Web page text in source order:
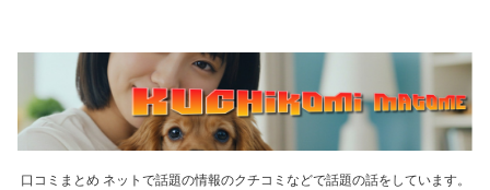
口コミまとめ ネットで話題の情報のクチコミなどで話題の話をしています。